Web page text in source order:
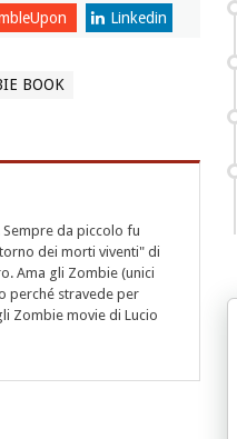
Linkedin
BOOK
da piccolo fu
dei morti viventi" di
Ama gli Zombie (unici
perché stravede per
Zombie movie di Lucio